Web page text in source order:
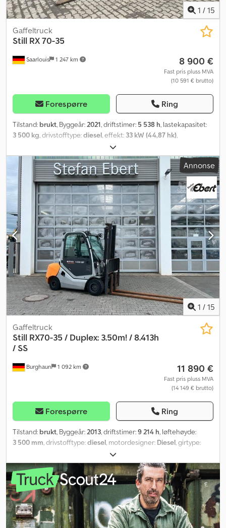
1 / 15
Saarlouis 1 247 km
Gaffeltruck
Still RX 70-35
8 900 €
Fast pris pluss MVA
(10 591 € brutto)
Forespørre Ring
Tilstand: brukt, Byggeår: 2021, driftstimer: 5 538 h, lastekapasitet:
3 500 kg , drivstofftype:diesel , effekt: 33 kW (44,87 hk)
Annonse
1 / 15
Burghaun 1 092 km
Gaffeltruck
Still RX70-35 / Duplex: 3.50m! / 8.413h
/ SS
11 890 €
Fast pris pluss MVA
(14 149 € brutto)
Forespørre Ring
Tilstand: brukt, Byggeår:2013, driftstimer:9 214 h, løftehøyde:
3 500 mm, drivstofftype:diesel, motordesigner: Diesel, girtype: